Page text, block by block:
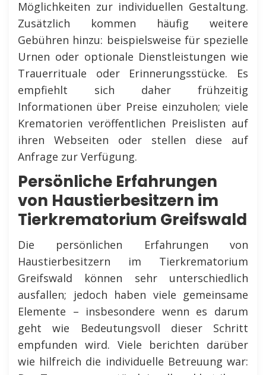
Möglichkeiten zur individuellen Gestaltung.
Zusätzlich kommen häufig weitere
Gebühren hinzu: beispielsweise für spezielle
Urnen oder optionale Dienstleistungen wie
Trauerrituale oder Erinnerungsstücke. Es
empfiehlt sich daher frühzeitig
Informationen über Preise einzuholen; viele
Krematorien veröffentlichen Preislisten auf
ihren Webseiten oder stellen diese auf
Anfrage zur Verfügung.
Persönliche Erfahrungen
von Haustierbesitzern im
Tierkrematorium Greifswald
Die persönlichen Erfahrungen von
Haustierbesitzern im Tierkrematorium
Greifswald können sehr unterschiedlich
ausfallen; jedoch haben viele gemeinsame
Elemente – insbesondere wenn es darum
geht wie Bedeutungsvoll dieser Schritt
empfunden wird. Viele berichten darüber
wie hilfreich die individuelle Betreuung war: